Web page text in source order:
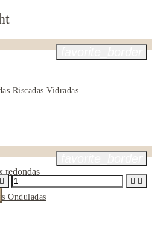
Riscadas Vidradas
Onduladas
  